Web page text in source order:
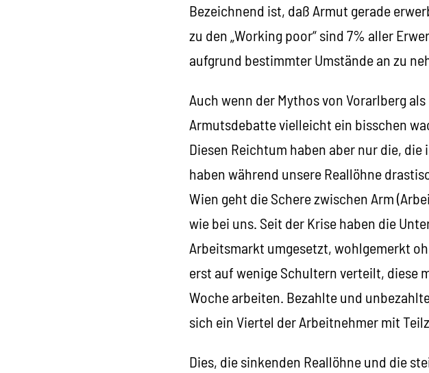
Bezeichnend ist, daß Armut gerade
zu den „Working poor“ sind 7% aller
aufgrund bestimmter Umstände an zu
Auch wenn der Mythos von Vorarlberg
Armutsdebatte vielleicht ein bisschen
Diesen Reichtum haben aber nur die,
haben während unsere Reallöhne
Wien geht die Schere zwischen Arm
wie bei uns. Seit der Krise haben die
Arbeitsmarkt umgesetzt, wohlgemerkt
erst auf wenige Schultern verteilt, diese
Woche arbeiten. Bezahlte und
sich ein Viertel der Arbeitnehmer mit
Dies, die sinkenden Reallöhne und die